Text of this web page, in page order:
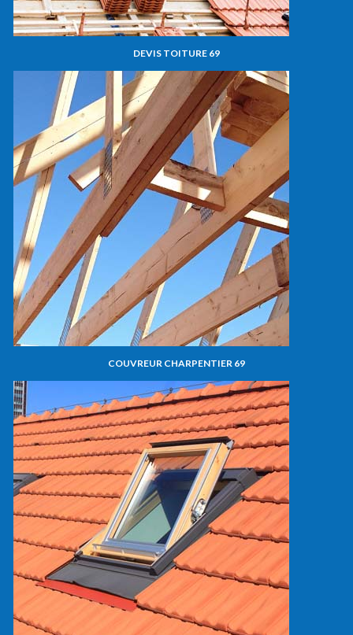
DEVIS TOITURE 69
COUVREUR CHARPENTIER 69